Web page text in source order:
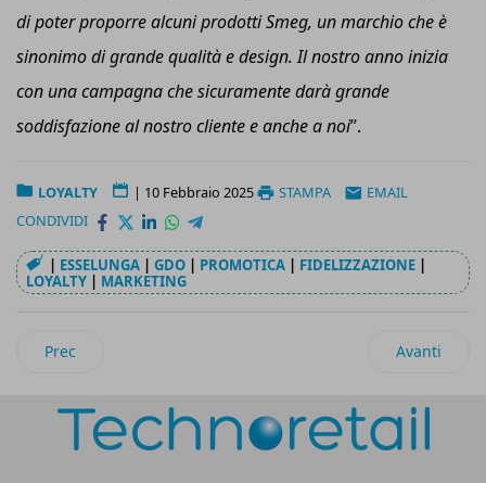
di poter proporre alcuni prodotti Smeg, un marchio che è
sinonimo di grande qualità e design. Il nostro anno inizia
con una campagna che sicuramente darà grande
soddisfazione al nostro cliente e anche a noi”.
LOYALTY | 10 Febbraio 2025 STAMPA
EMAIL
CONDIVIDI
| ESSELUNGA | GDO | PROMOTICA | FIDELIZZAZIONE |
LOYALTY | MARKETING
Articolo precedente: Advice Group: uno special team per
Prec Articolo
Avanti